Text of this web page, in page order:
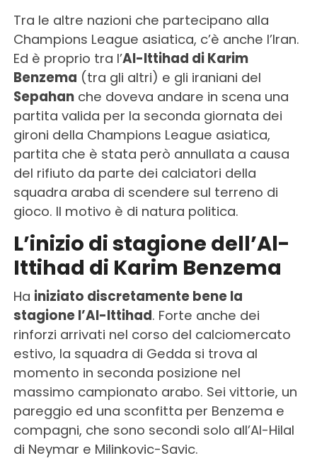
Tra le altre nazioni che partecipano alla
Champions League asiatica, c’è anche l’Iran.
Ed è proprio tra l’Al-Ittihad di Karim
Benzema (tra gli altri) e gli iraniani del
Sepahanche doveva andare in scena una
partita valida per la seconda giornata dei
gironi della Champions League asiatica,
partita che è stata però annullata a causa
del rifiuto da parte dei calciatori della
squadra araba di scendere sul terreno di
gioco. Il motivo è di natura politica.
L’inizio di stagione dell’Al-
Ittihad di Karim Benzema
Ha iniziato discretamente bene la
stagione l’Al-Ittihad. Forte anche dei
rinforzi arrivati nel corso del calciomercato
estivo, la squadra di Gedda si trova al
momento in seconda posizione nel
massimo campionato arabo. Sei vittorie, un
pareggio ed una sconfitta per Benzema e
compagni, che sono secondi solo all’Al-Hilal
di Neymar e Milinkovic-Savic.